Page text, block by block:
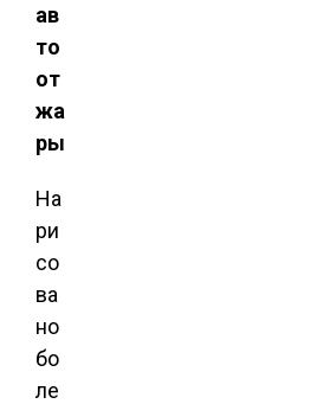
ав
то
от
жа
ры
На
ри
со
ва
но
бо
ле